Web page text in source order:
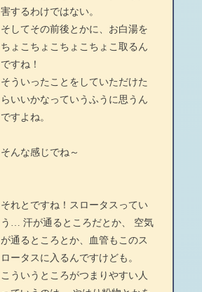
害するわけではない。
そしてその前後とかに、お白湯を
ちょこちょこちょこちょこ取るん
ですね！
そういったことをしていただけた
らいいかなっていうふうに思うん
ですよね。
そんな感じでね～
それとですね！スロータスってい
う… 汗が通るところだとか、 空気
が通るところとか、血管もこのス
ロータスに入るんですけども。
こういうところがつまりやすい人